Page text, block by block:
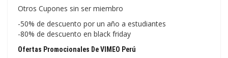
Otros Cupones sin ser miembro
-50% de descuento por un año a estudiantes
-80% de descuento en black friday
Ofertas Promocionales De VIMEO Perú